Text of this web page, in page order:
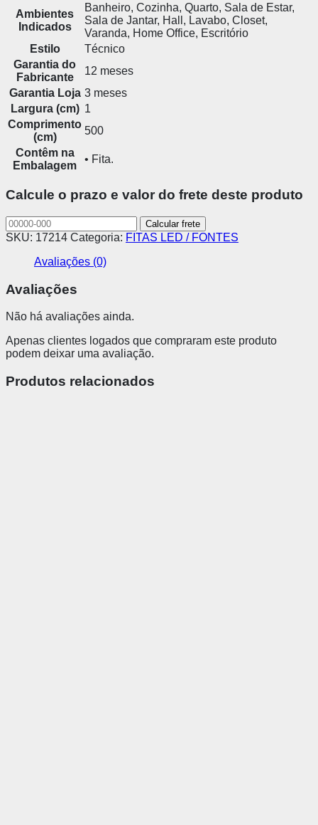
Ambientes
Indicados
Banheiro, Cozinha, Quarto, Sala de Estar,
Sala de Jantar, Hall, Lavabo, Closet,
Varanda, Home Office, Escritório
Estilo
Técnico
Garantia do
Fabricante
12 meses
Garantia Loja 3 meses
Largura (cm) 1
Comprimento
(cm)
500
Contêm na
Embalagem
• Fita.
Calcule o prazo e valor do frete deste produto
SKU: 17214 Categoria: FITAS LED / FONTES
Avaliações (0)
Avaliações
Não há avaliações ainda.
Apenas clientes logados que compraram este produto
podem deixar uma avaliação.
Produtos relacionados